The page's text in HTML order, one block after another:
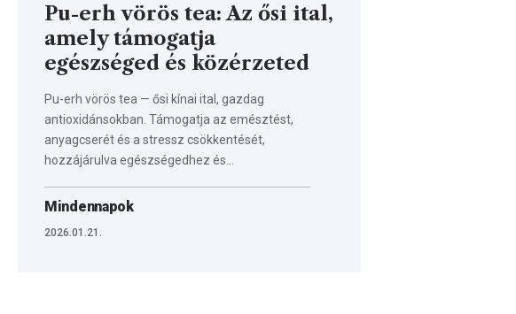
Pu-erh vörös tea: Az ősi ital,
amely támogatja
egészséged és közérzeted
Pu-erh vörös tea — ősi kínai ital, gazdag
antioxidánsokban. Támogatja az emésztést,
anyagcserét és a stressz csökkentését,
hozzájárulva egészségedhez és…
Mindennapok
2026.01.21.